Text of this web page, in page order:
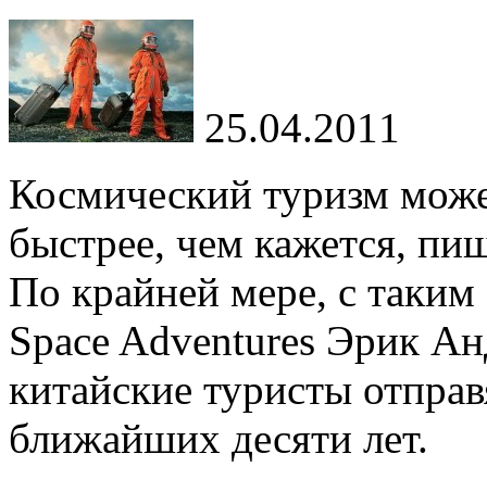
25.04.2011
Космический туризм
быстрее, чем кажется,
По крайней мере, с таким
Space Adventures Эрик
китайские туристы
ближайших десяти лет.